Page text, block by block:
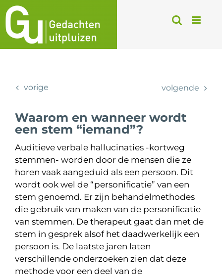
Ga
naar
inhoud
vorige volgende
Waarom en wanneer wordt
een stem “iemand”?
Auditieve verbale hallucinaties -kortweg
stemmen- worden door de mensen die ze
horen vaak aangeduid als een persoon. Dit
wordt ook wel de “personificatie” van een
stem genoemd. Er zijn behandelmethodes
die gebruik van maken van de personificatie
van stemmen. De therapeut gaat dan met de
stem in gesprek alsof het daadwerkelijk een
persoon is. De laatste jaren laten
verschillende onderzoeken zien dat deze
methode voor een deel van de